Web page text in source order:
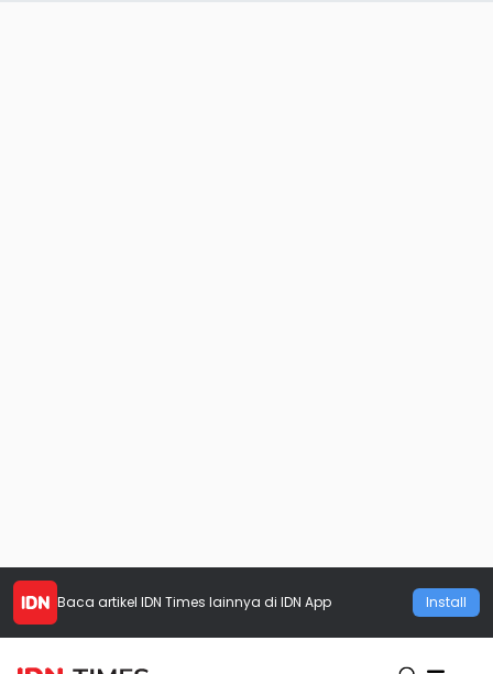
Baca artikel IDN Times lainnya di IDN App Install